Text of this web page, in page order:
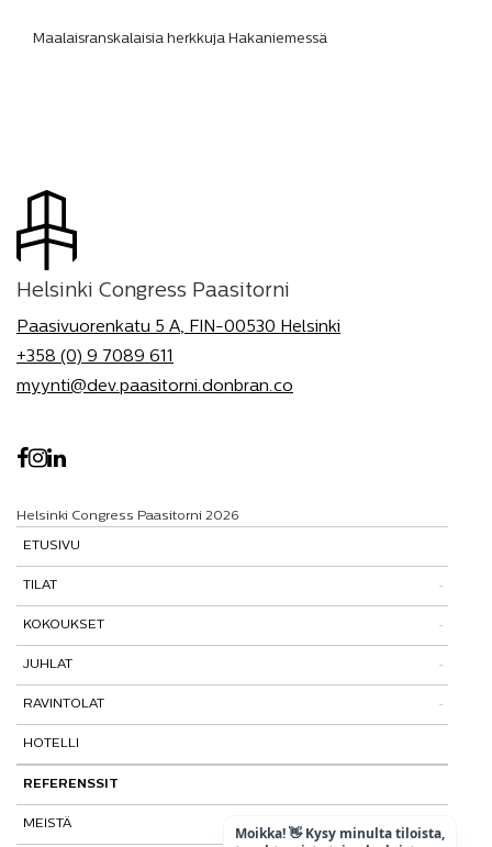
Maalaisranskalaisia herkkuja Hakaniemessä
Helsinki Congress Paasitorni
Paasivuorenkatu 5 A, FIN-00530 Helsinki
+358 (0) 9 7089 611
myynti@dev.paasitorni.donbran.co
Helsinki Congress Paasitorni 2026
ETUSIVU
TILAT
Tutustu tiloihimme
Tilat ja tarinat
Paasitorni-testi
KOKOUKSET
Kokouspaketit
Lisäpalvelut
JUHLAT
Pikkujoulut
RAVINTOLAT
Paasiravintola
Muut ravintolat
HOTELLI
REFERENSSIT
MEISTÄ
Moikka! 👋 Kysy minulta tiloista,